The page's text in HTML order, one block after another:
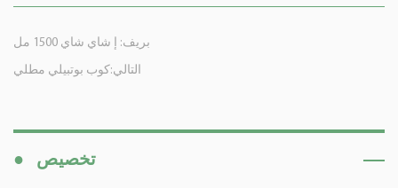
بريف: إ شاي شاي 1500 مل
التالي:كوب بوتبيلي مطلي
● تخصيص